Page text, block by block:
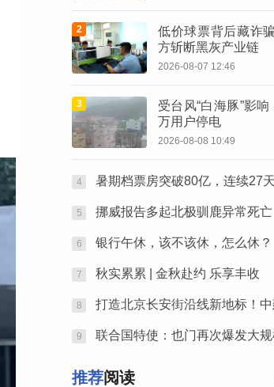
2
低价球票背后藏诈
方斩断黑灰产业链
2026-08-07 12:46
3
受台风“白海豚”影
万用户停电
2026-08-08 10:49
4 暑期档票房突破80亿，连续27天单日
5 挪威报告多起北极驯鹿异常死亡
6 银行午休，该不该休，怎么休？
7 秋实累累 | 金秋赴约 乐享丰收
8 打造北京长安街沿线新地标！中建一局中标CBD核心
9 联合国特使：也门再次爆发大规模冲突风险升至四年
推荐阅读